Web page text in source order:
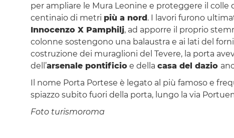
per ampliare le Mura Leonine e proteggere il colle
centinaio di metri più a nord. I lavori furono
Innocenzo X Pamphilj, ad apporre il proprio
colonne sostengono una balaustra e ai lati del
costruzione dei muraglioni del Tevere, la porta
dell’arsenale pontificioe della casa del dazio
Il nome Porta Portese è legato al più famoso e
spiazzo subito fuori della porta, lungo la via
Foto turismoroma